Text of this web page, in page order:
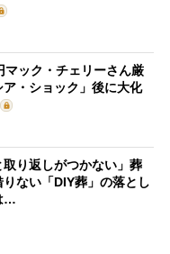
マック・チェリーさん厳
・ショック」後に大化
取り返しがつかない」葬
ない「DIY葬」の落とし
…